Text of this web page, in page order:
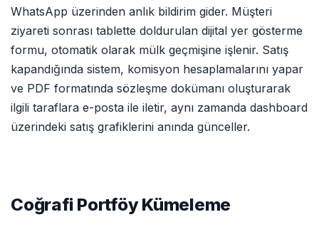
WhatsApp üzerinden anlık bildirim gider. Müşteri
ziyareti sonrası tablette doldurulan dijital yer gösterme
formu, otomatik olarak mülk geçmişine işlenir. Satış
kapandığında sistem, komisyon hesaplamalarını yapar
ve PDF formatında sözleşme dokümanı oluşturarak
ilgili taraflara e-posta ile iletir, aynı zamanda dashboard
üzerindeki satış grafiklerini anında günceller.
Coğrafi Portföy Kümeleme